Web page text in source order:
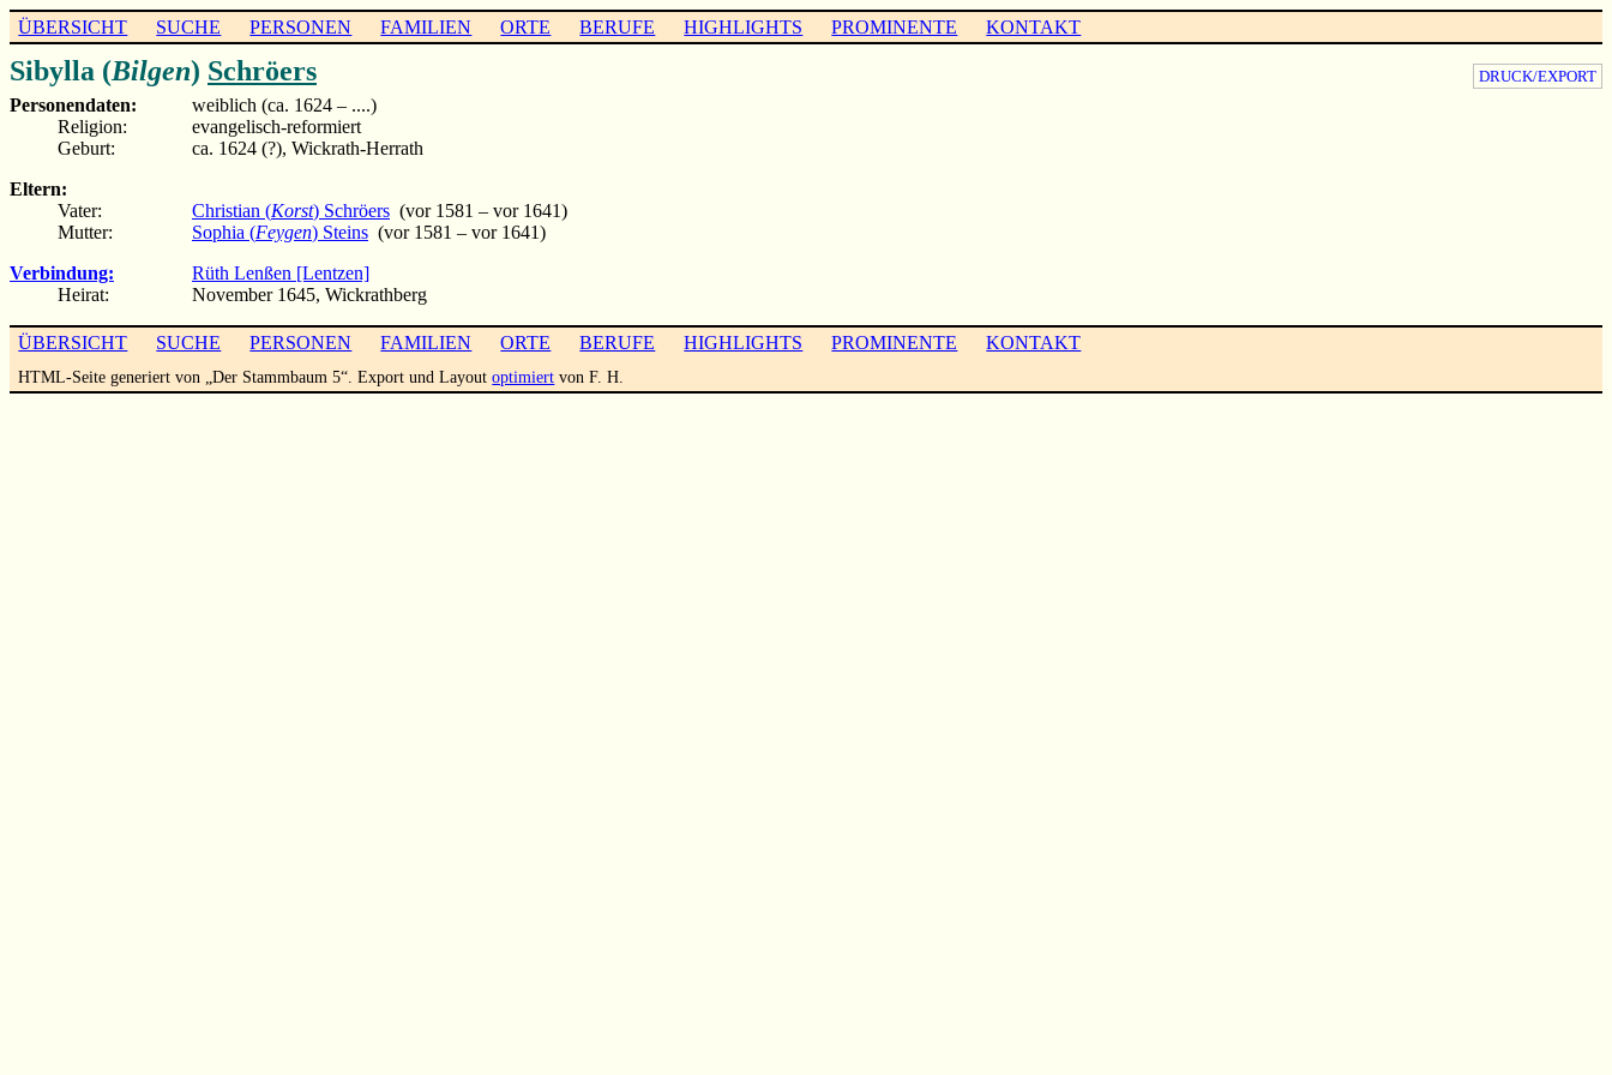
ÜBERSICHT SUCHE PERSONEN FAMILIEN ORTE BERUFE HIGHLIGHTS PROMINENTE KONTAKT
DRUCK/EXPORT
Sibylla (Bilgen) Schröers
Personendaten:
weiblich (ca. 1624 – ....)
Religion:
evangelisch-reformiert
Geburt:
ca. 1624 (?), Wickrath-Herrath
Eltern:
Vater:
Christian (Korst) Schröers (vor 1581 – vor 1641)
Mutter:
Sophia (Feygen) Steins (vor 1581 – vor 1641)
Verbindung:
Rüth Lenßen [Lentzen]
Heirat:
November 1645, Wickrathberg
ÜBERSICHT SUCHE PERSONEN FAMILIEN ORTE BERUFE HIGHLIGHTS PROMINENTE KONTAKT
HTML-Seite generiert von „Der Stammbaum 5“. Export und Layoutoptimiert von F. H.